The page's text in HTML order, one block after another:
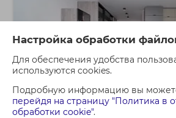
Настройка обработки
Для обеспечения удобства
используются cookies.
Подробную информацию вы
перейдя на страницу "Политика в
обработки cookie".
1 - КОМНАТНАЯ КВАРТИРА